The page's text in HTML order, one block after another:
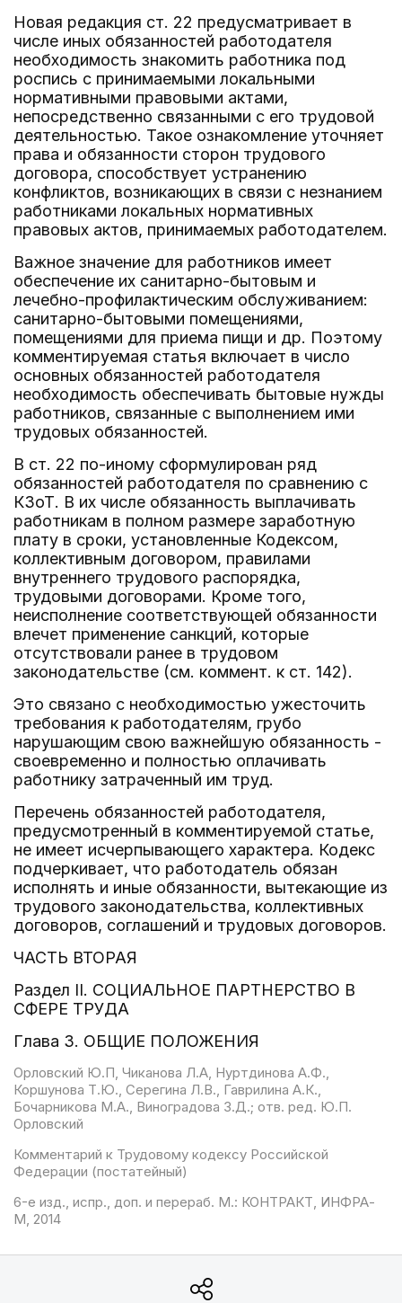
Новая редакция ст. 22 предусматривает в
числе иных обязанностей работодателя
необходимость знакомить работника под
роспись с принимаемыми локальными
нормативными правовыми актами,
непосредственно связанными с его трудовой
деятельностью. Такое ознакомление уточняет
права и обязанности сторон трудового
договора, способствует устранению
конфликтов, возникающих в связи с незнанием
работниками локальных нормативных
правовых актов, принимаемых работодателем.
Важное значение для работников имеет
обеспечение их санитарно-бытовым и
лечебно-профилактическим обслуживанием:
санитарно-бытовыми помещениями,
помещениями для приема пищи и др. Поэтому
комментируемая статья включает в число
основных обязанностей работодателя
необходимость обеспечивать бытовые нужды
работников, связанные с выполнением ими
трудовых обязанностей.
В ст. 22 по-иному сформулирован ряд
обязанностей работодателя по сравнению с
КЗоТ. В их числе обязанность выплачивать
работникам в полном размере заработную
плату в сроки, установленные Кодексом,
коллективным договором, правилами
внутреннего трудового распорядка,
трудовыми договорами. Кроме того,
неисполнение соответствующей обязанности
влечет применение санкций, которые
отсутствовали ранее в трудовом
законодательстве (см. коммент. к ст. 142).
Это связано с необходимостью ужесточить
требования к работодателям, грубо
нарушающим свою важнейшую обязанность -
своевременно и полностью оплачивать
работнику затраченный им труд.
Перечень обязанностей работодателя,
предусмотренный в комментируемой статье,
не имеет исчерпывающего характера. Кодекс
подчеркивает, что работодатель обязан
исполнять и иные обязанности, вытекающие из
трудового законодательства, коллективных
договоров, соглашений и трудовых договоров.
ЧАСТЬ ВТОРАЯ
Раздел II. СОЦИАЛЬНОЕ ПАРТНЕРСТВО В
СФЕРЕ ТРУДА
Глава 3. ОБЩИЕ ПОЛОЖЕНИЯ
Орловский Ю.П, Чиканова Л.А, Нуртдинова А.Ф.,
Коршунова Т.Ю., Серегина Л.В., Гаврилина А.К.,
Бочарникова М.А., Виноградова З.Д.; отв. ред. Ю.П.
Орловский
Комментарий к Трудовому кодексу Российской
Федерации (постатейный)
6-е изд., испр., доп. и перераб. М.: КОНТРАКТ, ИНФРА-
М, 2014